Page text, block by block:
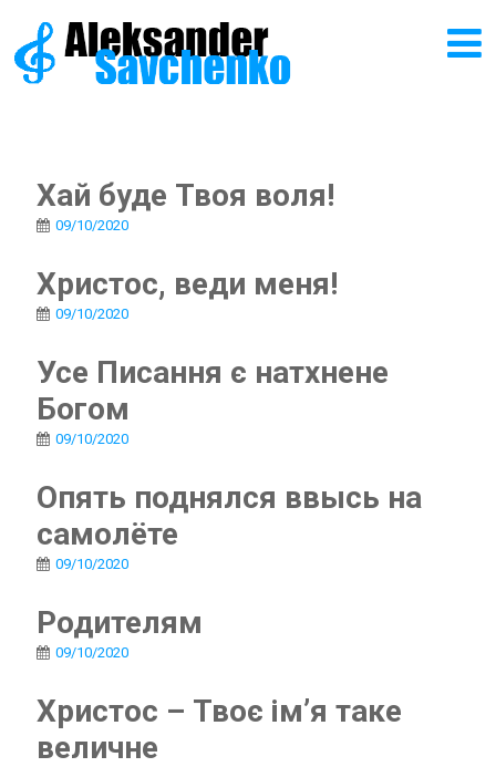
Хай буде Твоя воля!
09/10/2020
Христос, веди меня!
09/10/2020
Усе Писання є натхнене
Богом
09/10/2020
Опять поднялся ввысь на
самолёте
09/10/2020
Родителям
09/10/2020
Христос – Твоє ім’я таке
величне